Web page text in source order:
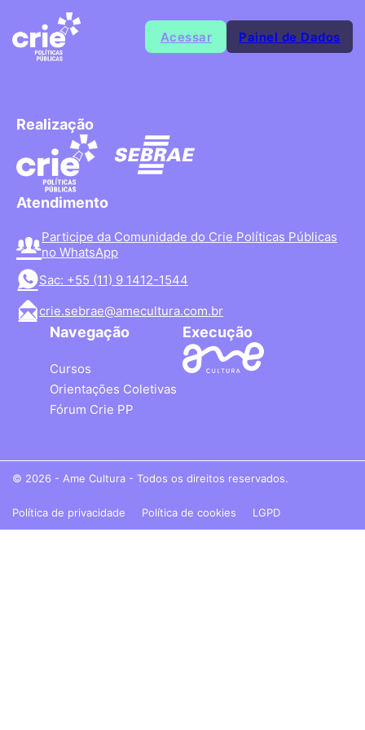
Acessar Painel de Dados
Realização
Atendimento
Participe da Comunidade do Crie Políticas Públicas
no WhatsApp
Sac: +55 (11) 9 1412-1544
crie.sebrae@amecultura.com.br
Navegação
Cursos
Orientações Coletivas
Fórum Crie PP
Execução
© 2026 - Ame Cultura - Todos os direitos reservados.
Política de privacidade Política de cookies LGPD